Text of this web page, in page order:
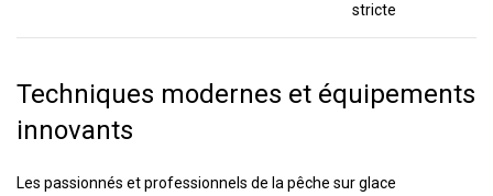
stricte
Techniques modernes et équipements
innovants
Les passionnés et professionnels de la pêche sur glace